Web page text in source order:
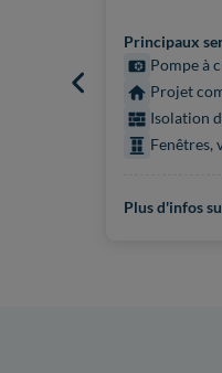
Principaux
Pompe à
Projet
Isolation
Fenêtres,
Plus d'infos